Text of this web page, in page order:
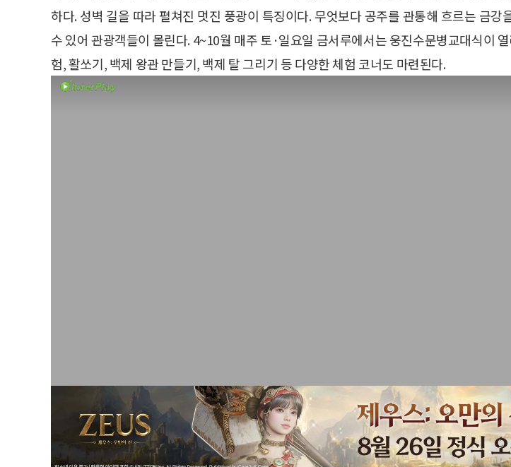
하다. 성벽 길을 따라 펼쳐진 멋진 풍광이 특징이다. 무엇보다 공주를 관통해 흐르는 금강
수 있어 관광객들이 몰린다. 4~10월 매주 토·일요일 금서루에서는 웅진수문병교대식이
험, 활쏘기, 백제 왕관 만들기, 백제 탈 그리기 등 다양한 체험 코너도 마련된다.